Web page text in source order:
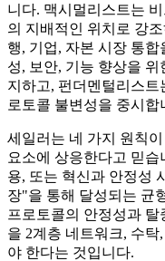
니다. 맥시멀리스트는
의 지배적인 위치로 강
행, 기업, 자본 시장 통
성, 보안, 기능 향상을 위
지하고, 펀더멘털리스트
로토콜 불변성을 중시합
세일러는 네 가지 원칙
요소에 상응한다고 믿
용, 또는 혁신과 안정성
장"을 통해 달성되는 균
프로토콜의 안정성과
을 2계층 네트워크, 수
야 한다는 것입니다.